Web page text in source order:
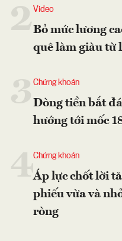
2Video
Bỏ mức lương
quê làm giàu từ
Chứng khoán
Dòng tiền bắt
hướng tới mốc
4Chứng khoán
Áp lực chốt lời
phiếu vừa và
ròng